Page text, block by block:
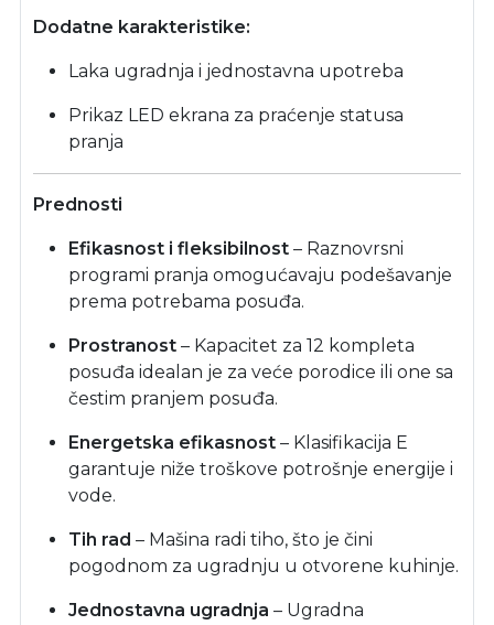
Dodatne karakteristike:
Laka ugradnja i jednostavna upotreba
Prikaz LED ekrana za praćenje statusa
pranja
Prednosti
Efikasnost i fleksibilnost – Raznovrsni
programi pranja omogućavaju podešavanje
prema potrebama posuđa.
Prostranost – Kapacitet za 12 kompleta
posuđa idealan je za veće porodice ili one sa
čestim pranjem posuđa.
Energetska efikasnost – Klasifikacija E
garantuje niže troškove potrošnje energije i
vode.
Tih rad – Mašina radi tiho, što je čini
pogodnom za ugradnju u otvorene kuhinje.
Jednostavna ugradnja – Ugradna